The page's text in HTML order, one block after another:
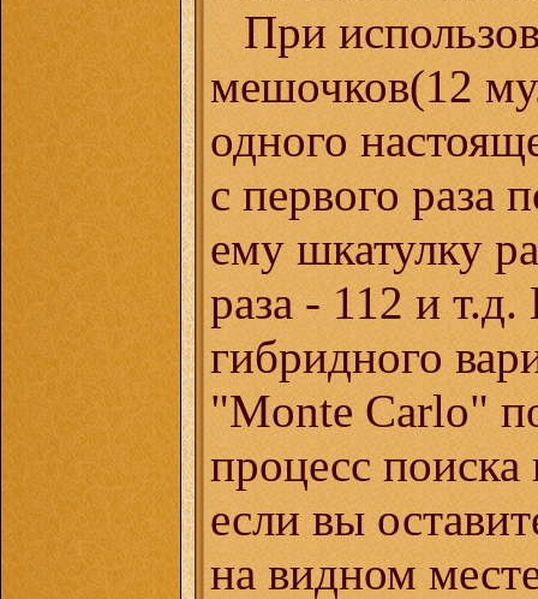
При
мешочков(12
одного
с первого раза
ему шкатулку
раза - 112 и
гибридного
"Monte Carlo"
процесс
если вы
на видном